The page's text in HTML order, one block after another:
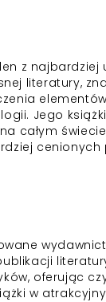
z najbardziej
literatury,
Jego
całym
cenionych
oferując
w